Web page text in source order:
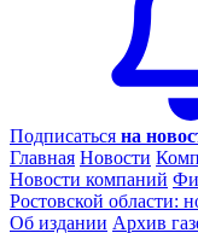
Подписаться на
Главная Новости
Новости компаний
Ростовской области:
Об издании Архив